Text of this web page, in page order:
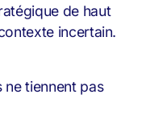
de haut
incertain.
ne tiennent pas